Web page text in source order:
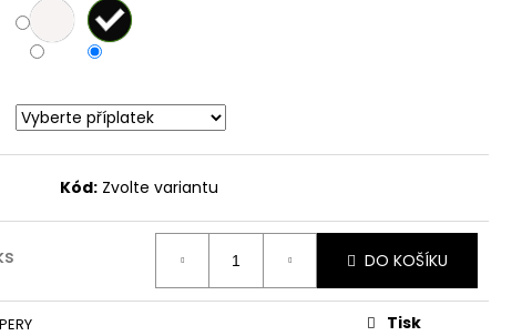
Kód: Zvolte variantu
DO KOŠÍKU
Tisk